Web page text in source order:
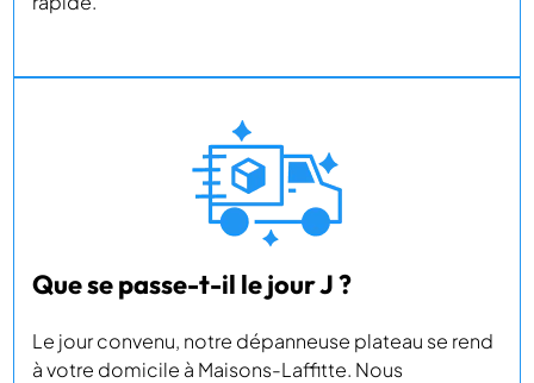
Que se passe-t-il le jour J ?
Le jour convenu, notre dépanneuse plateau se rend
à votre domicile à Maisons-Laffitte. Nous